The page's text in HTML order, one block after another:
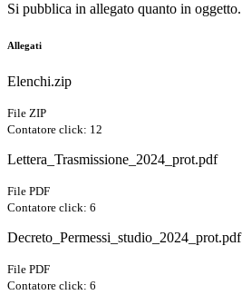
Si pubblica in allegato quanto in oggetto.
Allegati
Elenchi.zip
File ZIP
Contatore click: 12
Lettera_Trasmissione_2024_prot.pdf
File PDF
Contatore click: 6
Decreto_Permessi_studio_2024_prot.pdf
File PDF
Contatore click: 6